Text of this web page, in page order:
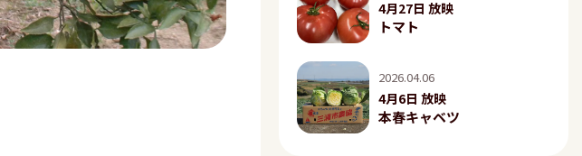
4月27日 放映
トマト
2026.04.06
4月6日 放映
本春キャベツ